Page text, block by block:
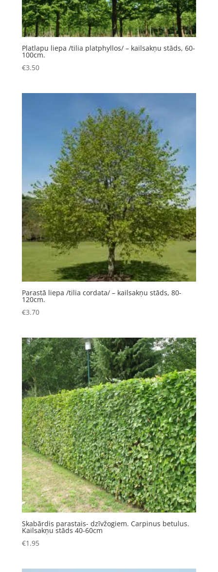
Platlapu liepa /tilia platphyllos/ – kailsakņu stāds, 60-
100cm.
€3.50
Parastā liepa /tilia cordata/ – kailsakņu stāds, 80-
120cm.
€3.70
Skabārdis parastais- dzīvžogiem. Carpinus betulus.
Kailsakņu stāds 40-60cm
€1.95